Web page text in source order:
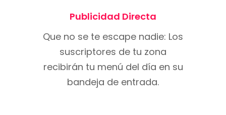
Publicidad Directa
Que no se te escape nadie: Los
suscriptores de tu zona
recibirán tu menú del día en su
bandeja de entrada.